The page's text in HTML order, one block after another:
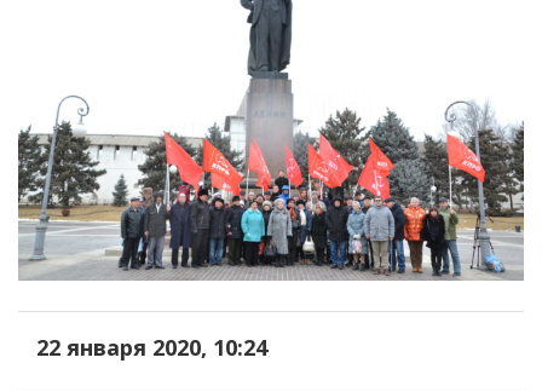
22 января 2020, 10:24